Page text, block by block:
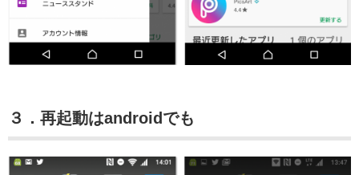
３．再起動はandroidでも